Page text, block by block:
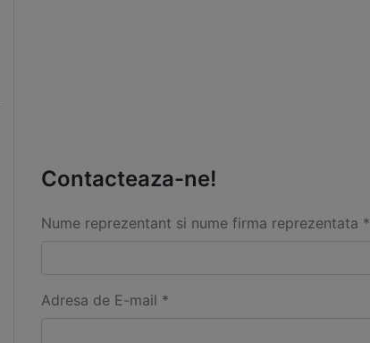
Contacteaza-ne!
Nume reprezentant si nume firma reprezentata *
Adresa de E-mail *